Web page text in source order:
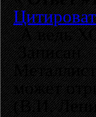
А ведь
Записан
может
(В.И.